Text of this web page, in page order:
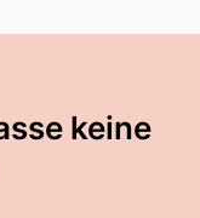
keine